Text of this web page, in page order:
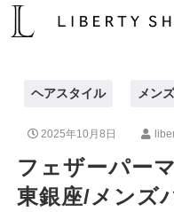
ヘアスタイル メン
2025年10月8日
フェザーパー
東銀座/メンズ